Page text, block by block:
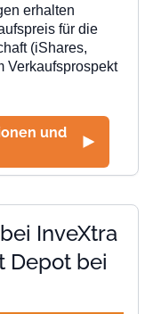
erhalten
für die
(iShares,
Verkaufsprospekt
und
InveXtra
Depot bei